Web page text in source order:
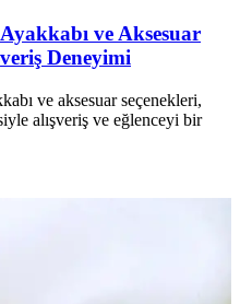
ve Aksesuar
Deneyimi
ve aksesuar seçenekleri,
alışveriş ve eğlenceyi bir